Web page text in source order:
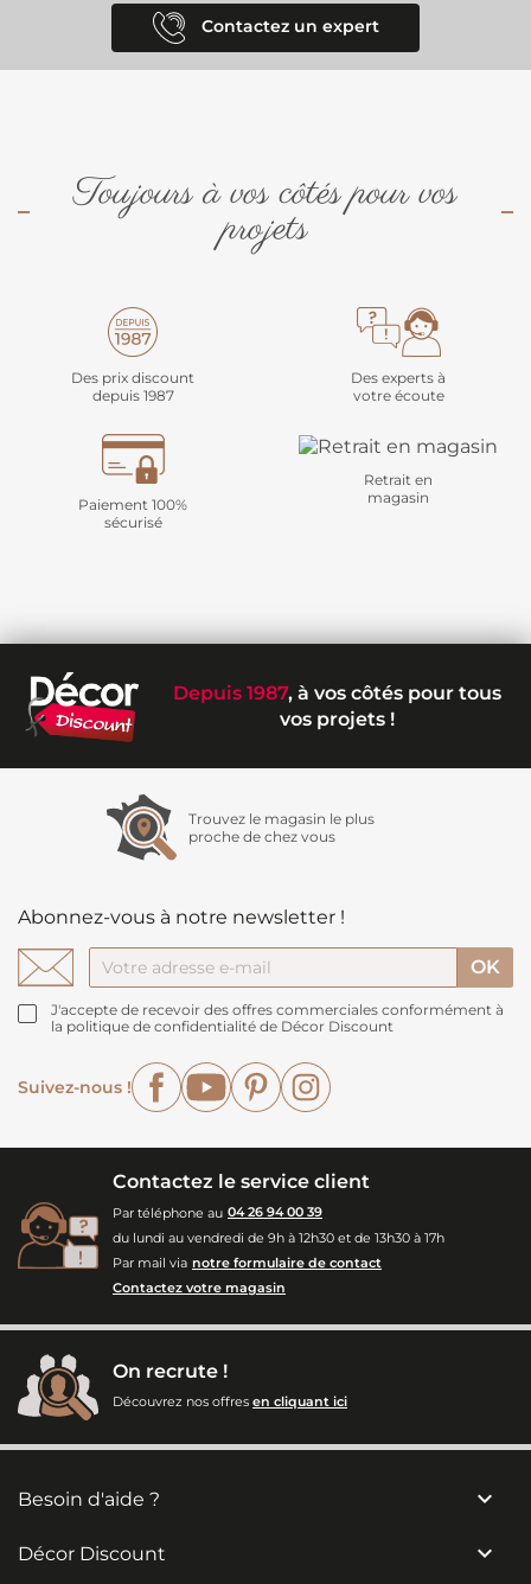
Contactez un expert
Toujours à vos côtés pour vos
projets
Des prix discount
depuis 1987
Des experts à
votre écoute
Paiement 100%
sécurisé
Retrait en
magasin
Depuis 1987, à vos côtés pour tous
vos projets !
Trouvez le magasin le plus
proche de chez vous
Abonnez-vous à notre newsletter !
J'accepte de recevoir des offres commerciales conformément à
la politique de confidentialité de Décor Discount
Suivez-nous !
FacebookYouTubePinterest
Contactez le service client
Par téléphone au 04 26 94 00 39
du lundi au vendredi de 9h à 12h30 et de 13h30 à 17h
Par mail via notre formulaire de contact
Contactez votre magasin
On recrute !
Découvrez nos offres en cliquant ici
Besoin d'aide ? 
Décor Discount 